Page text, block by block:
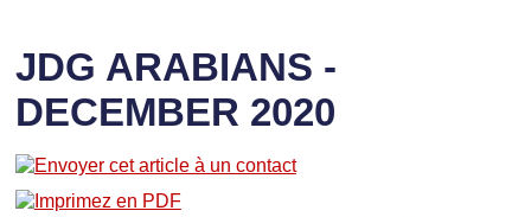
JDG ARABIANS -
DECEMBER 2020